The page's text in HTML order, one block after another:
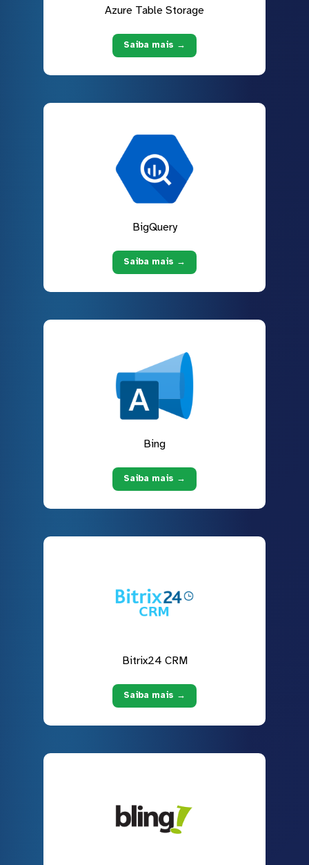
Azure Table Storage
Saiba mais →
BigQuery
Saiba mais →
Bing
Saiba mais →
Bitrix24 CRM
Saiba mais →